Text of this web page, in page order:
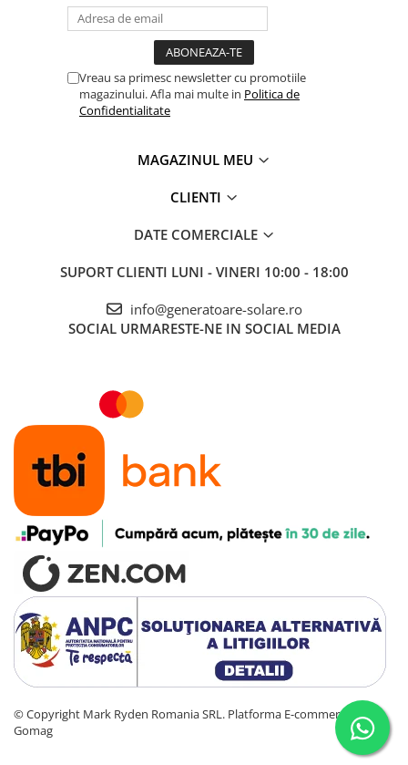
Vreau sa primesc newsletter cu promotiile
magazinului. Afla mai multe in Politica de
Confidentialitate
MAGAZINUL MEU
CLIENTI
DATE COMERCIALE
SUPORT CLIENTI LUNI - VINERI 10:00 - 18:00
info@generatoare-solare.ro
SOCIAL URMARESTE-NE IN SOCIAL MEDIA
©️ Copyright Mark Ryden Romania SRL. Platforma E-commerce by
Gomag